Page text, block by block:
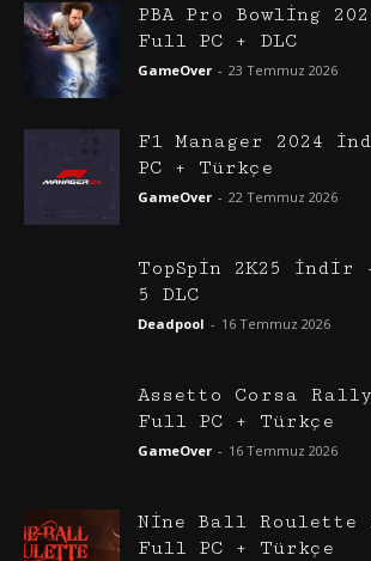
PBA Pro Bowling
Full PC + DLC
GameOver - 23 Temmuz 2026
F1 Manager 2024
PC + Türkçe
GameOver - 22 Temmuz 2026
TopSpin 2K25 İndir
5 DLC
Deadpool - 16 Temmuz 2026
Assetto Corsa
Full PC + Türkçe
GameOver - 16 Temmuz 2026
Nine Ball Roulette
Full PC + Türkçe